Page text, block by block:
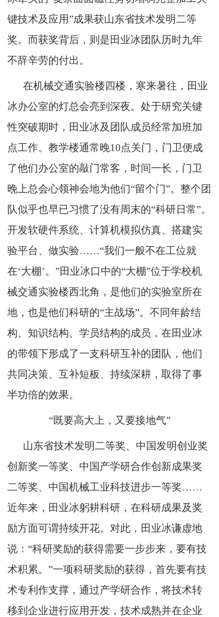
键技术及应用”成果获山东省技术发明二等
奖。而获奖背后，则是田业冰团队历时九年
不辞辛劳的付出。
在机械交通实验楼四楼，寒来暑往，田业
冰办公室的灯总会亮到深夜。处于研究关键
性突破期时，田业冰及团队成员经常加班加
点工作。教学楼通常晚10点关门，门卫便成
了他们办公室的敲门常客，时间一长，门卫
晚上总会心领神会地为他们“留个门”。整个团
队似乎也早已习惯了没有周末的“科研日常”。
开发软硬件系统、计算机模拟仿真、搭建实
验平台、做实验……“我们一般不在工位就
在‘大棚’。”田业冰口中的“大棚”位于学校机
械交通实验楼西北角，是他们的实验室所在
地，也是他们科研的“主战场”。不同年龄结
构、知识结构、学员结构的成员，在田业冰
的带领下形成了一支科研互补的团队，他们
共同决策、互补短板、持续深耕，取得了事
半功倍的效果。
“既要高大上，又要接地气”
山东省技术发明二等奖、中国发明创业奖
创新奖一等奖、中国产学研合作创新成果奖
二等奖、中国机械工业科技进步一等奖……
近年来，田业冰躬耕科研，在科研成果及奖
励方面可谓持续开花。对此，田业冰谦虚地
说：“科研奖励的获得需要一步步来，要有技
术积累。”一项科研奖励的获得，首先要有技
术专利作支撑，通过产学研合作，将技术转
移到企业进行应用开发，技术成熟并在企业